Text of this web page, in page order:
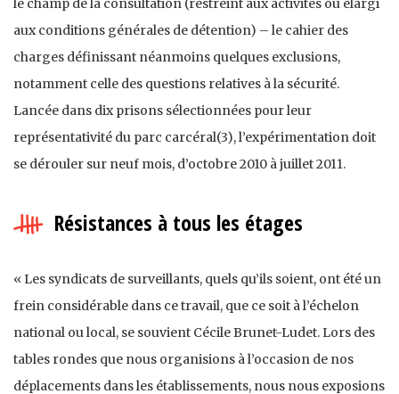
aux conditions générales de détention) – le cahier des
charges définissant néanmoins quelques exclusions,
notamment celle des questions relatives à la sécurité.
Lancée dans dix prisons sélectionnées pour leur
représentativité du parc carcéral(3), l’expérimentation doit
se dérouler sur neuf mois, d’octobre 2010 à juillet 2011.
Résistances à tous les étages
« Les syndicats de surveillants, quels qu’ils soient, ont été un
frein considérable dans ce travail, que ce soit à l’échelon
national ou local, se souvient Cécile Brunet-Ludet. Lors des
tables rondes que nous organisions à l’occasion de nos
déplacements dans les établissements, nous nous exposions